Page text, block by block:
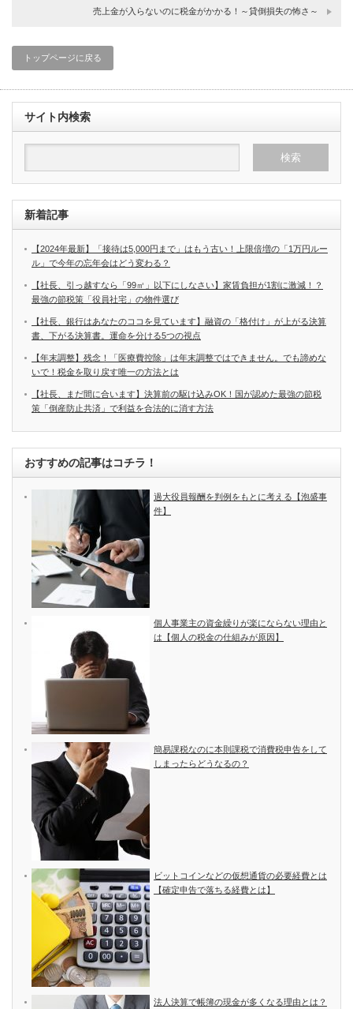
売上金が入らないのに税金がかかる！～貸倒損失の怖さ～
トップページに戻る
サイト内検索
新着記事
【2024年最新】「接待は5,000円まで」はもう古い！上限倍増の「1万円ルー
ル」で今年の忘年会はどう変わる？
【社長、引っ越すなら「99㎡」以下にしなさい】家賃負担が1割に激減！？
最強の節税策「役員社宅」の物件選び
【社長、銀行はあなたのココを見ています】融資の「格付け」が上がる決算
書、下がる決算書。運命を分ける5つの視点
【年末調整】残念！「医療費控除」は年末調整ではできません。でも諦めな
いで！税金を取り戻す唯一の方法とは
【社長、まだ間に合います】決算前の駆け込みOK！国が認めた最強の節税
策「倒産防止共済」で利益を合法的に消す方法
おすすめの記事はコチラ！
過大役員報酬を判例をもとに考える【泡盛事
件】
個人事業主の資金繰りが楽にならない理由と
は【個人の税金の仕組みが原因】
簡易課税なのに本則課税で消費税申告をして
しまったらどうなるの？
ビットコインなどの仮想通貨の必要経費とは
【確定申告で落ちる経費とは】
法人決算で帳簿の現金が多くなる理由とは？